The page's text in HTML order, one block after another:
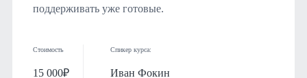
поддерживать уже готовые.
Стоимость
15 000₽
Спикер курса:
Иван Фокин